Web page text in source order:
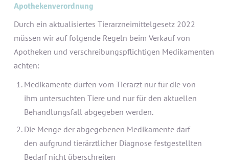
Apothekenverordnung
Durch ein aktualisiertes Tierarzneimittelgesetz 2022
müssen wir auf folgende Regeln beim Verkauf von
Apotheken und verschreibungspflichtigen Medikamenten
achten:
Medikamente dürfen vom Tierarzt nur für die von
ihm untersuchten Tiere und nur für den aktuellen
Behandlungsfall abgegeben werden.
Die Menge der abgegebenen Medikamente darf
den aufgrund tierärztlicher Diagnose festgestellten
Bedarf nicht überschreiten